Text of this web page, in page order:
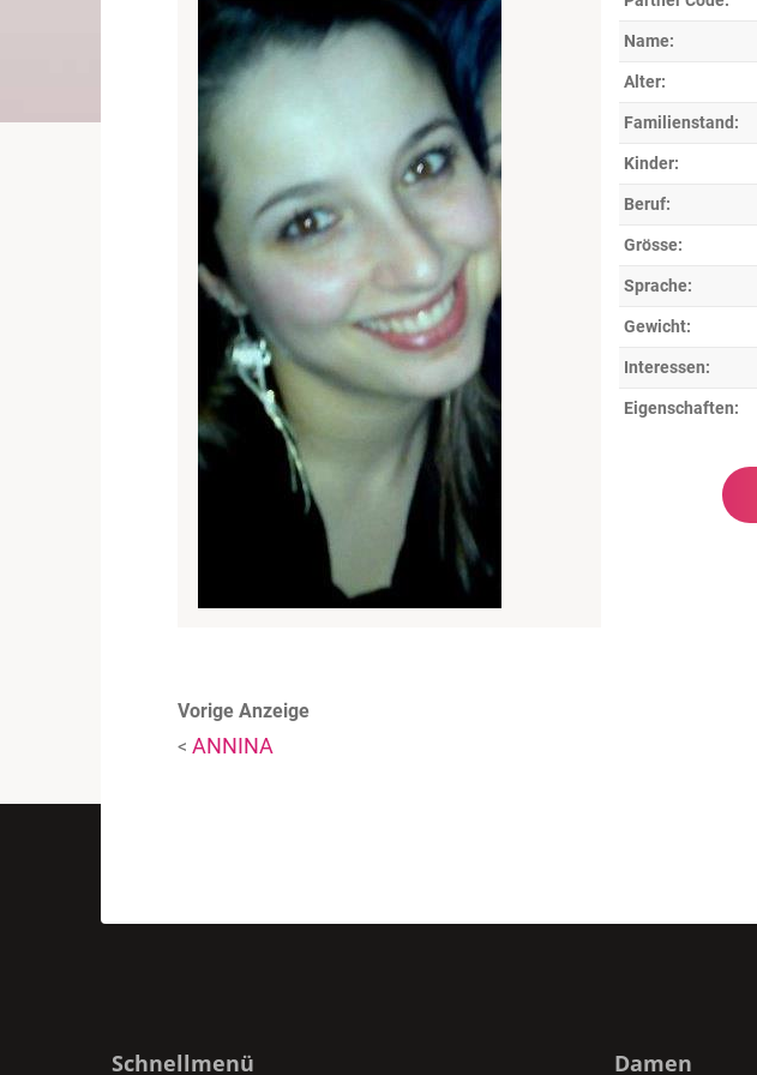
Name:
Alter:
Familienstand:
Kinder:
Beruf:
Grösse:
Sprache:
Gewicht:
Interessen:
Eigenschaften:
Vorige Anzeige
< ANNINA
Schnellmenü Damen